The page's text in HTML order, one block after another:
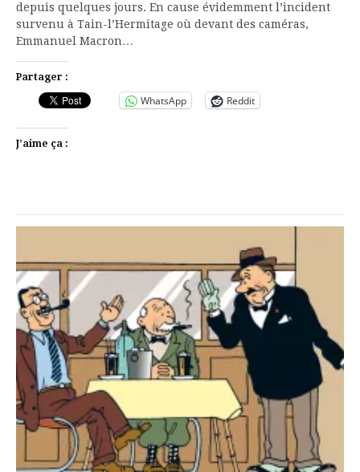
depuis quelques jours. En cause évidemment l’incident
survenu à Tain-l’Hermitage où devant des caméras,
Emmanuel Macron…
Partager :
WhatsApp Reddit
J’aime ça :